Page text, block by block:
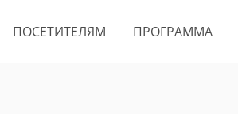
ПОСЕТИТЕЛЯМ ПРОГРАММА